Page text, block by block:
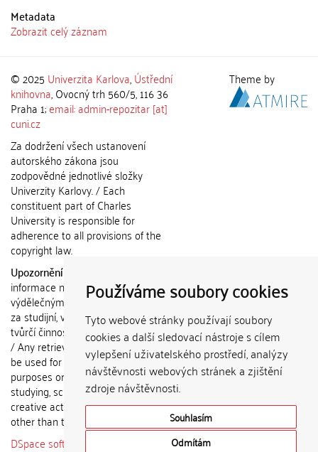
Používáme soubory cookies
Tyto webové stránky používají soubory
cookies a další sledovací nástroje s cílem
vylepšení uživatelského prostředí, analýzy
návštěvnosti webových stránek a zjištění
zdroje návštěvnosti.
Souhlasím
Odmítám
Metadata
Zobrazit celý záznam
© 2025 Univerzita Karlova,Ústřední
knihovna, Ovocný trh 560/5, 116 36
Praha 1;email: admin-repozitar [at]
cuni.cz
Za dodržení všech ustanovení
autorského zákona jsou
zodpovědné jednotlivé složky
Univerzity Karlovy. / Each
constituent part of Charles
University is responsible for
adherence to all provisions of the
copyright law.
Upozornění / Notice:
informace nemohou být použity k
výdělečným účelům nebo vydávány
za studijní, vědeckou nebo jinou
tvůrčí činnost jiné osoby než autora.
/ Any retrieved information shall not
be used for any commercial
purposes or claimed as results of
studying, scientific or any other
creative activities of any person
other than the author.
DSpace software
copyright © 2002-
Theme by